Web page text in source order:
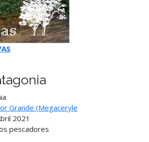
Grande (Megaceryle
2021
pescadores